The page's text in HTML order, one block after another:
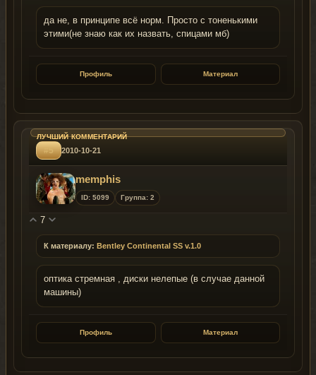
да не, в принципе всё норм. Просто с тоненькими
этими(не знаю как их назвать, спицами мб)
Профиль Материал
#5 2010-10-21
memphis
ID: 5099 Группа: 2
7
К материалу: Bentley Continental SS v.1.0
оптика стремная , диски нелепые (в случае данной
машины)
Профиль Материал